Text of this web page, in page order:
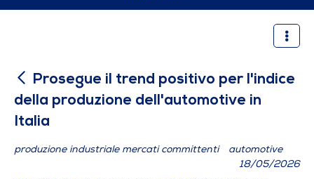
Prosegue il trend positivo
Prosegue il trend positivo per l'indice
della produzione dell'automotive in
Italia
produzione industriale mercati committenti
automotive
18/05/2026